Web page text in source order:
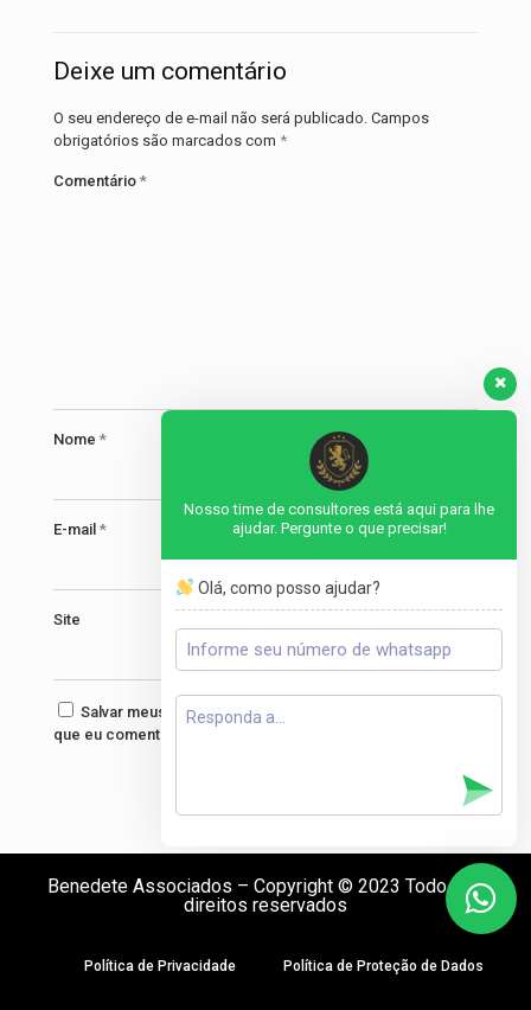
Deixe um comentário
O seu endereço de e-mail não será publicado. Campos
obrigatórios são marcados com *
Comentário *
Nome *
E-mail *
Site
Salvar meus dados neste navegador para a próxima vez
que eu comentar.
Benedete Associados – Copyright © 2023 Todos os
direitos reservados
Política de Privacidade Política de Proteção de Dados
Nosso time de consultores está aqui para lhe
ajudar. Pergunte o que precisar!
Olá, como posso ajudar?